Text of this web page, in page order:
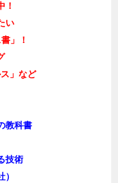
！
い
」！
」など
教科書
技術